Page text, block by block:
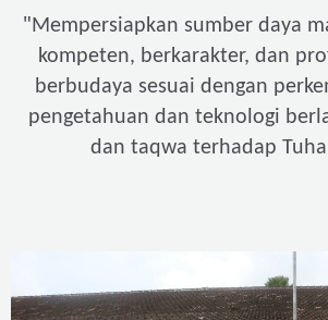
"Mempersiapkan sumber daya
kompeten, berkarakter, dan
berbudaya sesuai dengan
pengetahuan dan teknologi
dan taqwa terhadap